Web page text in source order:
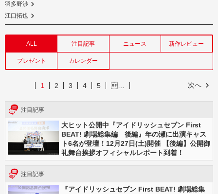
羽多野渉
江口拓也
ALL 注目記事 ニュース 新作レビュー
プレゼント カレンダー
次へ
1 2 3 4 5 …
注目記事
大ヒット公開中『アイドリッシュセブン First
BEAT! 劇場総集編 後編』年の瀬に出演キャス
ト6名が登壇！12月27日(土)開催 【後編】公開御
礼舞台挨拶オフィシャルレポート到着！
注目記事
『アイドリッシュセブン First BEAT! 劇場総集